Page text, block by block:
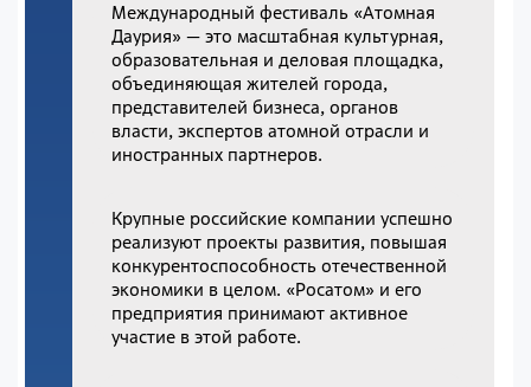
Международный фестиваль «Атомная
Даурия» — это масштабная культурная,
образовательная и деловая площадка,
объединяющая жителей города,
представителей бизнеса, органов
власти, экспертов атомной отрасли и
иностранных партнеров.
Крупные российские компании успешно
реализуют проекты развития, повышая
конкурентоспособность отечественной
экономики в целом. «Росатом» и его
предприятия принимают активное
участие в этой работе.